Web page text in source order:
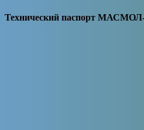
Технический паспорт